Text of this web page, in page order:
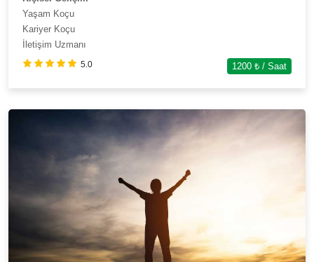
Yaşam Koçu
Kariyer Koçu
İletişim Uzmanı
5.0 1200 ₺ / Saat